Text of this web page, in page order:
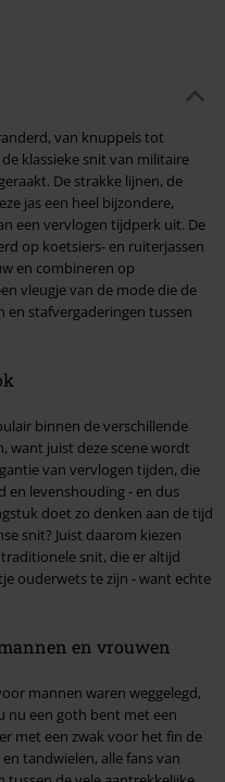
van knuppels tot
klassieke snit van militaire
De strakke lijnen, de
jas een heel bijzondere,
een vervlogen tijdperk uit. De
op koetsiers- en ruiterjassen
en combineren op
vleugje van de mode die de
en stafvergaderingen tussen
binnen de verschillende
want juist deze scene wordt
van vervlogen tijden, die
levenshouding - en dus
doet zo denken aan de tijd
snit? Juist daarom kiezen
snit, die er altijd
ouderwets te zijn - want echte
en vrouwen
mannen waren weggelegd,
nu een goth bent met een
met een zwak voor het fin de
tandwielen, alle fans van